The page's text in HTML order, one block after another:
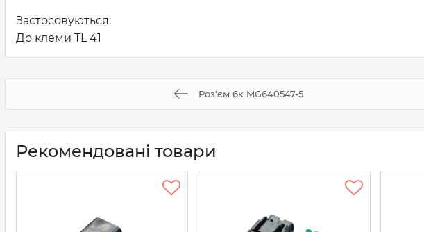
Застосовуються:
До клеми TL 41
Роз'єм 6к MG640547-5
Рекомендовані товари